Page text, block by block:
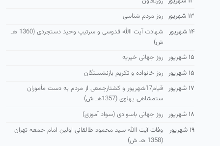
۱۳ شهریور
روز مردم شناسی
۱۴ شهریور
شهادت آیت االله قدوسی و سرتیپ وحید دستجردی (1360 هـ
ش)
۱۵ شهریور
روز جهانی خیریه
۱۵ شهریور
روز خانواده و تكریم بازنشستگان
۱۷ شهریور
قیام17شهریور و كشتارجمعی از مردم به دست مأموران
ستمشاهی پهلوی (1357هـ ش)
۱۸ شهریور
روز جهانی باسوادی (سواد آموزی)
۱۹ شهریور
وفات آیت االله سید محمود طالقانی اولین امام جمعه تهران
(1358 هـ ش)